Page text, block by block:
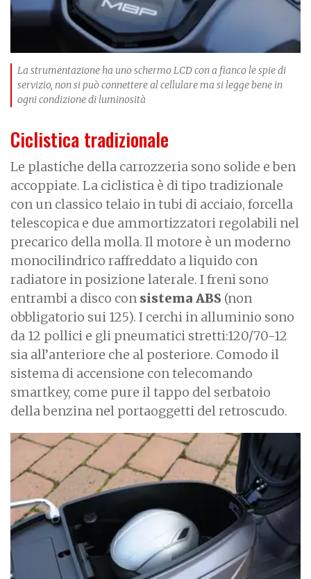
La strumentazione ha uno schermo LCD con a fianco le spie di
servizio, non si può connettere al cellulare ma si legge bene in
ogni condizione di luminosità
Ciclistica tradizionale
Le plastiche della carrozzeria sono solide e ben
accoppiate. La ciclistica è di tipo tradizionale
con un classico telaio in tubi di acciaio, forcella
telescopica e due ammortizzatori regolabili nel
precarico della molla. Il motore è un moderno
monocilindrico raffreddato a liquido con
radiatore in posizione laterale. I freni sono
entrambi a disco con sistema ABS (non
obbligatorio sui 125). I cerchi in alluminio sono
da 12 pollici e gli pneumatici stretti:120/70-12
sia all’anteriore che al posteriore. Comodo il
sistema di accensione con telecomando
smartkey, come pure il tappo del serbatoio
della benzina nel portaoggetti del retroscudo.
I
a
g
e